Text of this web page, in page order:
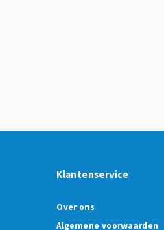
Klantenservice
Over ons
Algemene voorwaarden